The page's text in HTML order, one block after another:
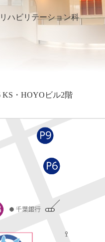
ハビリテーション科
KS・HOYOビル2階